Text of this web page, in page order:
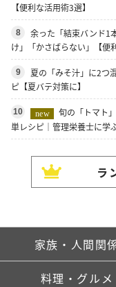
【便利な活用術3選】
8
余った「結束バンド1
け」「かさばらない」【便
9
夏の「みそ汁」に2つ
ピ【夏バテ対策に】
10 new
旬の「トマト
単レシピ｜管理栄養士に学
ラ
家族・人間関
料理・グルメ